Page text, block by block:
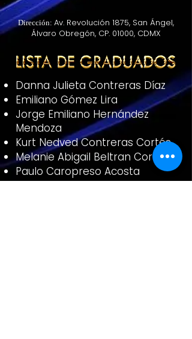
Dirección: Av. Revolución 1875, San Ángel,
Álvaro Obregón, CP. 01000, CDMX
Danna Julieta Contreras Díaz
Emiliano Gómez Lira
Jorge Emiliano Hernández
Mendoza
Kurt Nedved Contreras Cortés
Melanie Abigail Beltran Coraza
Paulo Caropreso Acosta
Rebeca Marie Chávez Martínez